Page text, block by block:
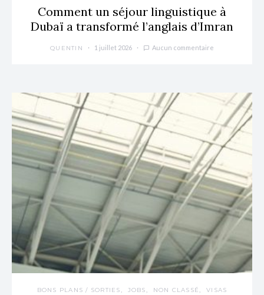
Comment un séjour linguistique à
Dubaï a transformé l’anglais d’Imran
QUENTIN 1 juillet 2026 Aucun commentaire
BONS PLANS / SORTIES JOBS NON CLASSÉ VISAS